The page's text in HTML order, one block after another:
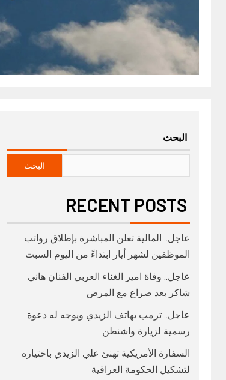
البحث
البحث
RECENT POSTS
عاجل.. المالية تعلن المباشرة بإطلاق رواتب
‏الموظفين لشهر أيار ابتداءً من اليوم السبت
عاجل.. وفاة امير الغناء العربي الفنان هاني
شاكر بعد صراع مع المرض
عاجل.. ترمب يهاتف الزيدي ويوجه له دعوة
رسمية لزيارة واشنطن
السفارة الأمريكية تهنئ علي الزيدي باختياره
لتشكيل الحكومة العراقية